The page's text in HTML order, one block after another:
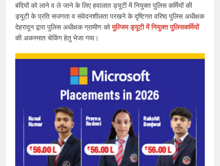
बंदियों को लाने व ले जाने के लिए हवालात ड्यूटी में नियुक्त पुलिस कर्मियों की
ड्यूटी के प्रति सजगता व संवेदनशीलता परखने के दृष्टिगत वरिष्ठ पुलिस अधीक्षक
देहरादून द्वारा पुलिस अधीक्षक ग्रामीण कोमुल्जिम ड्यूटी में नियुक्त पुलिसकर्मियों
की अकस्मात चेकिंग हेतु भेजा गया।